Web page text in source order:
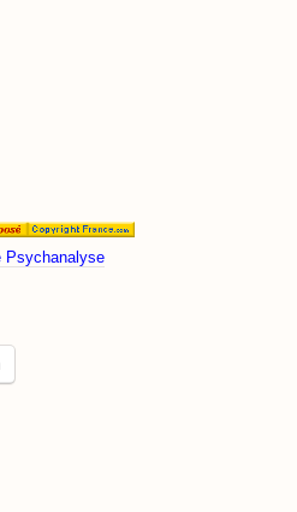
Psychanalyse